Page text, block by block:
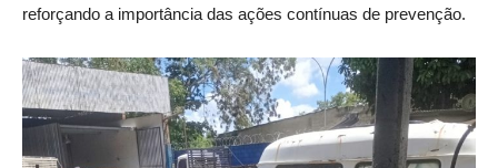
reforçando a importância das ações contínuas de prevenção.